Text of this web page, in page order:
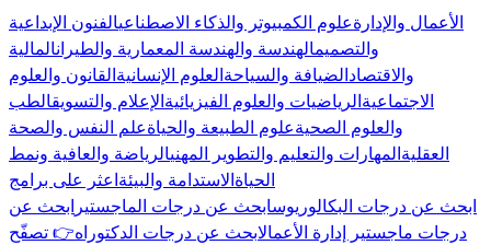
الأعمال والإدارةعلوم الكمبيوتر والذكاء الاصطناعيالفنون الإبداعية
والتصميمالهندسة والهندسة المعمارية والطيرانالمالية
والاقتصادالضيافة والسياحةالعلوم الإنسانيةالقانون والعلوم
الاجتماعيةالرياضيات والعلوم الفيزيائيةالإعلام والتسويقالطب
والعلوم الصحيةعلوم الطبيعة والحياةعلم النفس والصحة
العقليةالمهارات والتعليم والتطوير المهنيالرياضة والعافية ونمط
الحياةالاستدامة والبيئةاعثر على برامج
ابحث عن درجات البكالوريوسابحث عن درجات الماجستير ابحث عن
درجات ماجستير إدارة الأعمالابحث عن درجات الدكتوراه👉 تصفّح